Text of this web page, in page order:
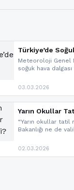
Türkiye’de
Meteoroloji Genel
soğuk hava
03.03.2026
Yarın Okullar
“Yarın okullar tatil
Bakanlığı ne de
paylaşacağız. En
02.03.2026